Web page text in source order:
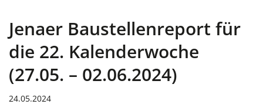
Jenaer Baustellenreport für
die 22. Kalenderwoche
(27.05. – 02.06.2024)
24.05.2024